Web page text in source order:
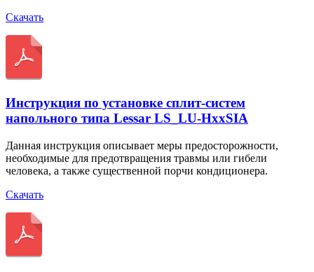
Скачать
Инструкция по установке сплит-систем
напольного типа Lessar LS_LU-HxxSIA
Данная инструкция описывает меры предосторожности,
необходимые для предотвращения травмы или гибели
человека, а также существенной порчи кондиционера.
Скачать